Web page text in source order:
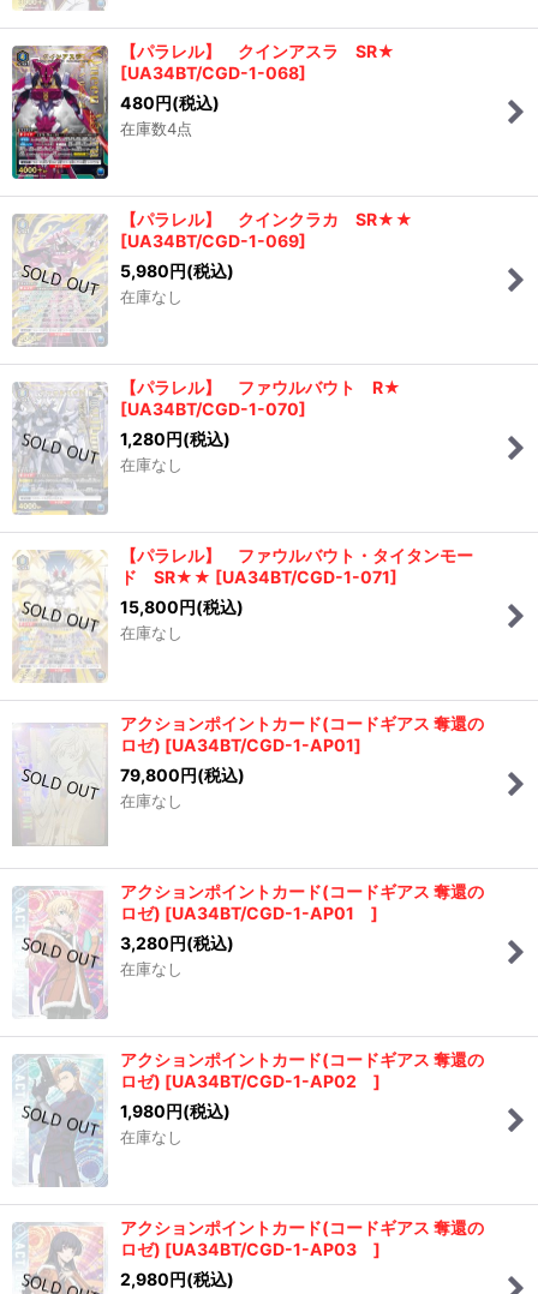
【パラレル】 クインアスラ SR★
[UA34BT/CGD-1-068]
480円(税込)
在庫数4点
【パラレル】 クインクラカ SR★★
[UA34BT/CGD-1-069]
5,980円(税込)
在庫なし
【パラレル】 ファウルバウト R★
[UA34BT/CGD-1-070]
1,280円(税込)
在庫なし
【パラレル】 ファウルバウト・タイタンモー
ド SR★★ [UA34BT/CGD-1-071]
15,800円(税込)
在庫なし
アクションポイントカード(コードギアス 奪還の
ロゼ) [UA34BT/CGD-1-AP01]
79,800円(税込)
在庫なし
アクションポイントカード(コードギアス 奪還の
ロゼ) [UA34BT/CGD-1-AP01 ]
3,280円(税込)
在庫なし
アクションポイントカード(コードギアス 奪還の
ロゼ) [UA34BT/CGD-1-AP02 ]
1,980円(税込)
在庫なし
アクションポイントカード(コードギアス 奪還の
ロゼ) [UA34BT/CGD-1-AP03 ]
2,980円(税込)